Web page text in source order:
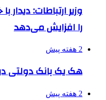
وزیر ارتباطات:
را افزایش می‌دهد
2 هفته پیش
هک یک بانک دولتی
2 هفته پیش